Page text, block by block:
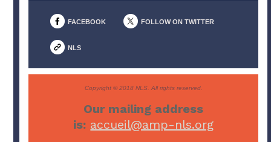
FACEBOOK FOLLOW ON TWITTER
NLS
Copyright © 2018 NLS. All rights reserved.
Our mailing address
is: accueil@amp-nls.org